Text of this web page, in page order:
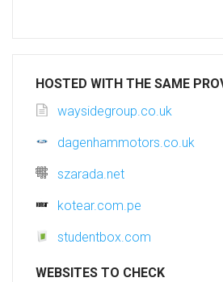
HOSTED WITH THE SAME
waysidegroup.co.uk
dagenhammotors.co.uk
szarada.net
kotear.com.pe
studentbox.com
WEBSITES TO CHECK